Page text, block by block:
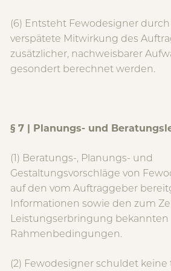
(6) Entsteht Fewodesigner
verspätete Mitwirkung des
zusätzlicher, nachweisbarer
gesondert berechnet werden.
§ 7 | Planungs- und
(1) Beratungs-, Planungs- und
Gestaltungsvorschläge von
auf den vom Auftraggeber
Informationen sowie den zum
Leistungserbringung bekannten
Rahmenbedingungen.
(2) Fewodesigner schuldet